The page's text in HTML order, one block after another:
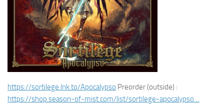
https://sortilege.lnk.to/Apocalypso Preorder (outside) :
https://shop.season-of-mist.com/list/sortilege-apocalypso…